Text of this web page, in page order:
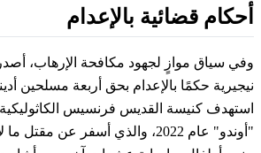
أحكام قضائية بالإعدام
وفي سياق موازٍ لجهود مكافحة الإرهاب،
نيجيرية حكمًا بالإعدام بحق أربعة مسلحين
استهدف كنيسة القديس فرنسيس الكاثوليكية